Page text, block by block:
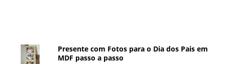
Presente com Fotos para o Dia dos Pais em
MDF passo a passo